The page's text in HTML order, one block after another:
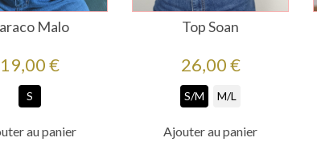
Malo
19,00 €
S
au panier
Top Soan
Prix
26,00 €
S/M M/L
Ajouter au panier